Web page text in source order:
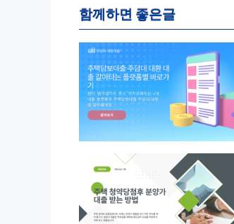
함께하면 좋은글